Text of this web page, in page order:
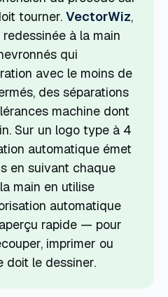
tourner. VectorWiz,
à la main
qui
avec le moins de
des séparations
machine dont
Sur un logo type à 4
automatique émet
en suivant chaque
main en utilise
automatique
rapide — pour
imprimer ou
doit le dessiner.